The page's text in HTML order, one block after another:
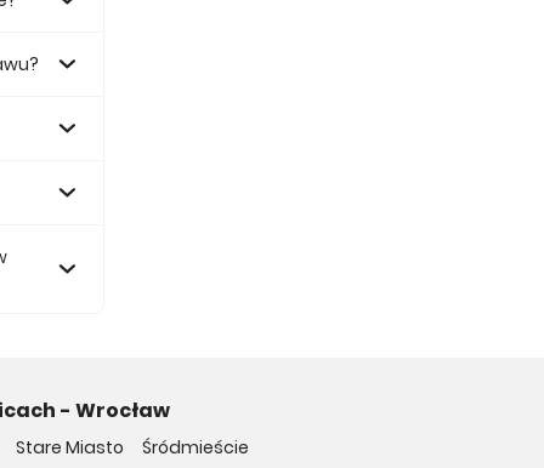
- Wrocław
Stare Miasto Śródmieście